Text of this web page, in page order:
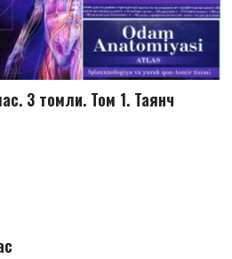
3 томли. Том 1. Таянч